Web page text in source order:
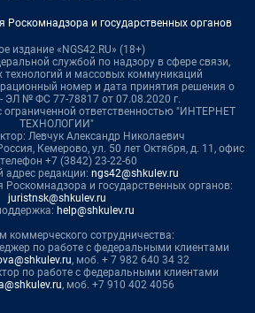
Роскомнадзора и государственных органов
издание «NGS42.RU» (18+)
службой по надзору в сфере связи,
и массовых коммуникаций
номер и дата принятия решения о
ЭЛ № ФС 77-78817 от 07.08.2020 г.
ограниченной ответственностью "ИНТЕРНЕТ
ТЕХНОЛОГИИ"
Левчук Александр Николаевич
Кемерово, ул. 50 лет Октября, д. 11, офис
+7 (3842) 23-22-60
адрес редакции: ngs42@shkulev.ru
Роскомнадзора и государственных органов:
juristnsk@shkulev.ru
help@shkulev.ru
коммерческого сотрудничества:
по работе с федеральными клиентами
, моб. + 7 982 640 34 32
по работе с федеральными клиентами
, моб. +7 910 402 4056